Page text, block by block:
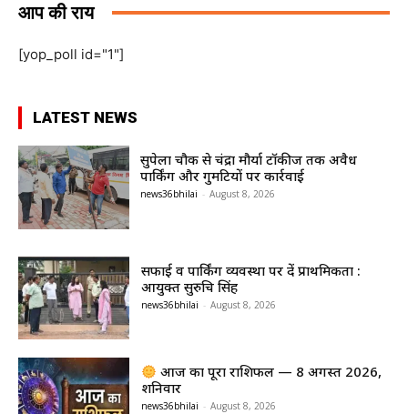
आप की राय
[yop_poll id="1"]
LATEST NEWS
सुपेला चौक से चंद्रा मौर्या टॉकीज तक अवैध
पार्किंग और गुमटियों पर कार्रवाई
news36bhilai - August 8, 2026
सफाई व पार्किंग व्यवस्था पर दें प्राथमिकता :
आयुक्त सुरुचि सिंह
news36bhilai - August 8, 2026
आज का पूरा राशिफल — 8 अगस्त 2026,
शनिवार
news36bhilai - August 8, 2026